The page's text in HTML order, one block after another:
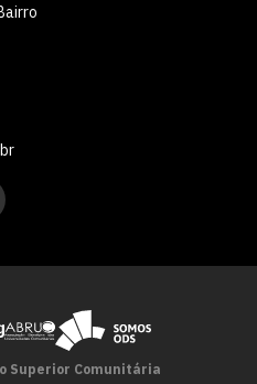
Superior Comunitária